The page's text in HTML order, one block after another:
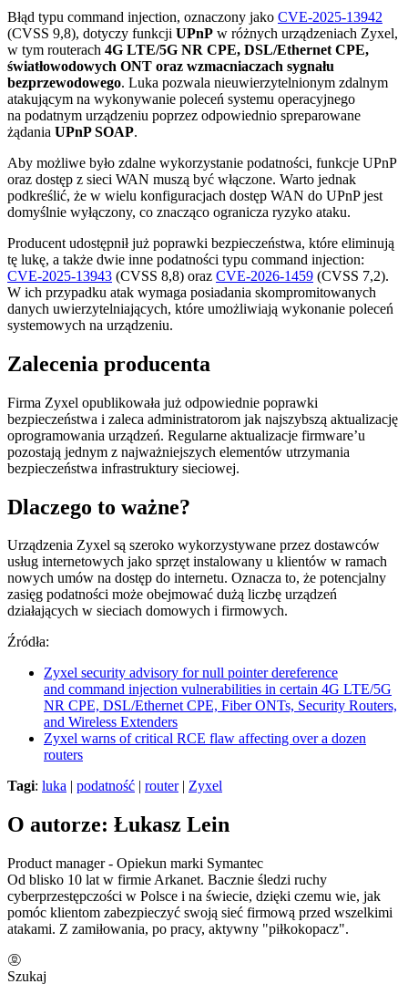
Błąd typu command injection, oznaczony jako CVE-2025-13942
(CVSS 9,8), dotyczy funkcji UPnP w różnych urządzeniach Zyxel,
w tym routerach 4G LTE/5G NR CPE, DSL/Ethernet CPE,
światłowodowych ONT oraz wzmacniaczach sygnału
bezprzewodowego. Luka pozwala nieuwierzytelnionym zdalnym
atakującym na wykonywanie poleceń systemu operacyjnego
na podatnym urządzeniu poprzez odpowiednio spreparowane
żądania UPnP SOAP.
Aby możliwe było zdalne wykorzystanie podatności, funkcje UPnP
oraz dostęp z sieci WAN muszą być włączone. Warto jednak
podkreślić, że w wielu konfiguracjach dostęp WAN do UPnP jest
domyślnie wyłączony, co znacząco ogranicza ryzyko ataku.
Producent udostępnił już poprawki bezpieczeństwa, które eliminują
tę lukę, a także dwie inne podatności typu command injection:
CVE-2025-13943 (CVSS 8,8) oraz CVE-2026-1459 (CVSS 7,2).
W ich przypadku atak wymaga posiadania skompromitowanych
danych uwierzytelniających, które umożliwiają wykonanie poleceń
systemowych na urządzeniu.
Zalecenia producenta
Firma Zyxel opublikowała już odpowiednie poprawki
bezpieczeństwa i zaleca administratorom jak najszybszą aktualizację
oprogramowania urządzeń. Regularne aktualizacje firmware’u
pozostają jednym z najważniejszych elementów utrzymania
bezpieczeństwa infrastruktury sieciowej.
Dlaczego to ważne?
Urządzenia Zyxel są szeroko wykorzystywane przez dostawców
usług internetowych jako sprzęt instalowany u klientów w ramach
nowych umów na dostęp do internetu. Oznacza to, że potencjalny
zasięg podatności może obejmować dużą liczbę urządzeń
działających w sieciach domowych i firmowych.
Źródła:
Zyxel security advisory for null pointer dereference
and command injection vulnerabilities in certain 4G LTE/5G
NR CPE, DSL/Ethernet CPE, Fiber ONTs, Security Routers,
and Wireless Extenders
Zyxel warns of critical RCE flaw affecting over a dozen
routers
Tagi: luka | podatność | router| Zyxel
O autorze: Łukasz Lein
Product manager - Opiekun marki Symantec
Od blisko 10 lat w firmie Arkanet. Bacznie śledzi ruchy
cyberprzestępczości w Polsce i na świecie, dzięki czemu wie, jak
pomóc klientom zabezpieczyć swoją sieć firmową przed wszelkimi
atakami. Z zamiłowania, po pracy, aktywny "piłkokopacz".
Szukaj